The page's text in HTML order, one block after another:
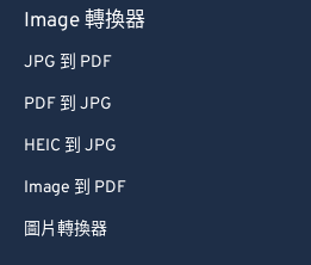
Image 轉換器
JPG 到 PDF
PDF 到 JPG
HEIC 到 JPG
Image 到 PDF
圖片轉換器